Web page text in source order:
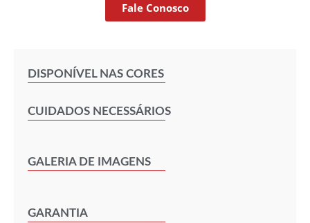
Fale Conosco
DISPONÍVEL NAS CORES
CUIDADOS NECESSÁRIOS
GALERIA DE IMAGENS
GARANTIA